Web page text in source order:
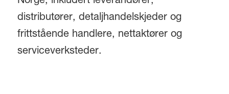
distributører, detaljhandelskjeder og
frittstående handlere, nettaktører og
serviceverksteder.